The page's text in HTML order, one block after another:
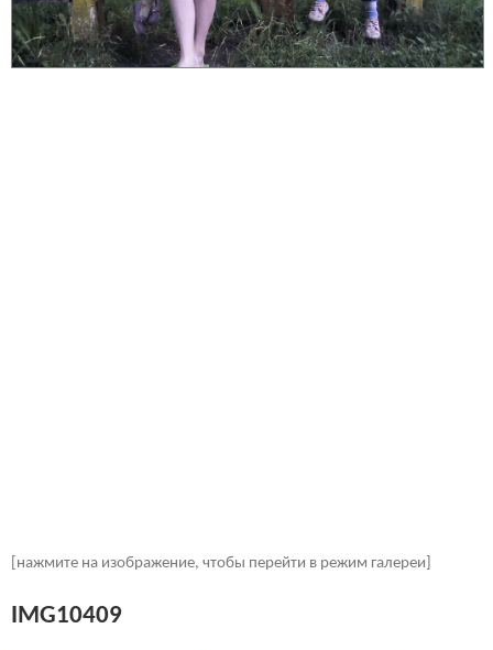
[нажмите на изображение, чтобы перейти в режим галереи]
IMG10409